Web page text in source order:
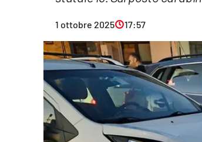
Streaming
1 ottobre 2025 17:57